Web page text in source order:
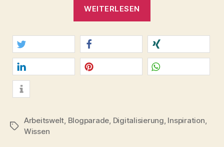
WEITERLESEN
Faktoren
für
eine
Wissensarbeiter.
twittern teilen teilen
mitteilen
Schlagwörter
Arbeitswelt Blogparade Digitalisierung Inspiration
Wissen